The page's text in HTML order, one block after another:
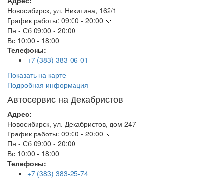
Новосибирск, ул. Никитина, 162/1
График работы: 09:00 - 20:00
Пн - Сб 09:00 - 20:00
Вс 10:00 - 18:00
Телефоны:
+7 (383) 383-06-01
Показать на карте
Подробная информация
Автосервис на Декабристов
Адрес:
Новосибирск, ул. Декабристов, дом 247
График работы: 09:00 - 20:00
Пн - Сб 09:00 - 20:00
Вс 10:00 - 18:00
Телефоны:
+7 (383) 383-25-74